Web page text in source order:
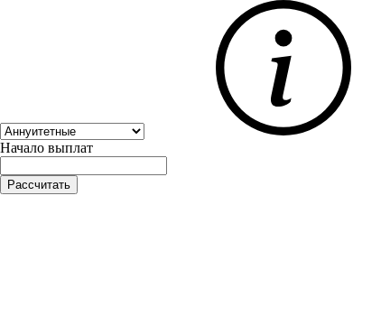
Начало выплат